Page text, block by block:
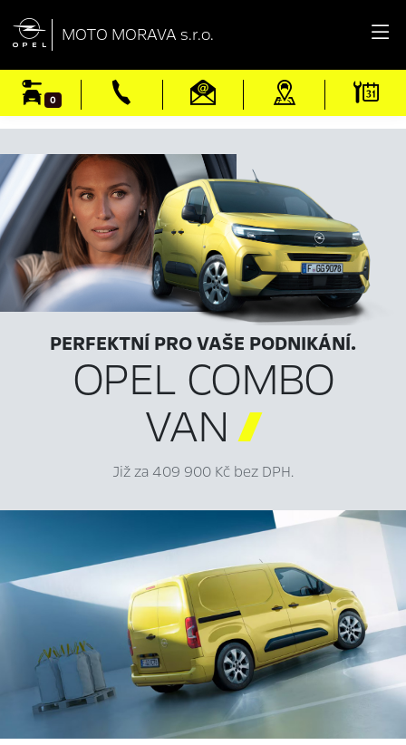
 MOTO MORAVA s.r.o.
0
PERFEKTNÍ PRO VAŠE PODNIKÁNÍ.
OPEL COMBO
VAN
Již za 409 900 Kč bez DPH.